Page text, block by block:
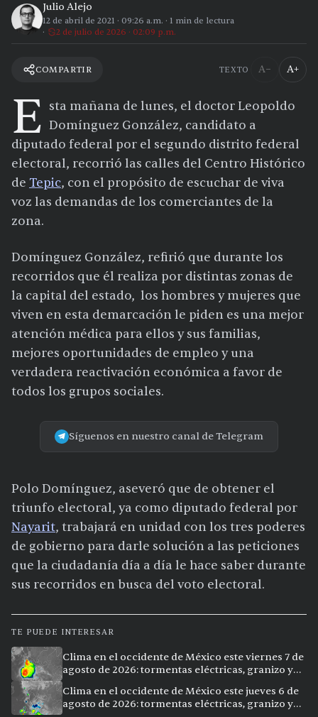
Julio Alejo
12 de abril de 2021 · 09:26 a.m. · 1 min de lectura
2 de julio de 2026 · 02:09 p.m.
COMPARTIR TEXTO A− A+
E sta mañana de lunes, el doctor Leopoldo
Domínguez González, candidato a
diputado federal por el segundo distrito federal
electoral, recorrió las calles del Centro Histórico
de Tepic, con el propósito de escuchar de viva
voz las demandas de los comerciantes de la
zona.
Domínguez González, refirió que durante los
recorridos que él realiza por distintas zonas de
la capital del estado, los hombres y mujeres que
viven en esta demarcación le piden es una mejor
atención médica para ellos y sus familias,
mejores oportunidades de empleo y una
verdadera reactivación económica a favor de
todos los grupos sociales.
Síguenos en nuestro canal de Telegram
Polo Domínguez, aseveró que de obtener el
triunfo electoral, ya como diputado federal por
Nayarit, trabajará en unidad con los tres poderes
de gobierno para darle solución a las peticiones
que la ciudadanía día a día le hace saber durante
sus recorridos en busca del voto electoral.
TE PUEDE INTERESAR
Clima en el occidente de México este viernes 7 de
agosto de 2026: tormentas eléctricas, granizo y
Clima en el occidente de México este jueves 6 de
agosto de 2026: tormentas eléctricas, granizo y